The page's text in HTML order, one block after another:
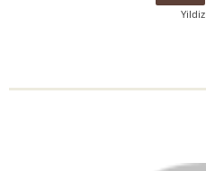
Yildiz